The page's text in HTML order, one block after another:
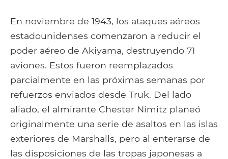
En noviembre de 1943, los ataques aéreos
estadounidenses comenzaron a reducir el
poder aéreo de Akiyama, destruyendo 71
aviones. Estos fueron reemplazados
parcialmente en las próximas semanas por
refuerzos enviados desde Truk. Del lado
aliado, el almirante Chester Nimitz planeó
originalmente una serie de asaltos en las islas
exteriores de Marshalls, pero al enterarse de
las disposiciones de las tropas japonesas a